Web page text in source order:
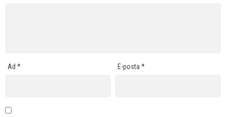
Ad * E-posta*